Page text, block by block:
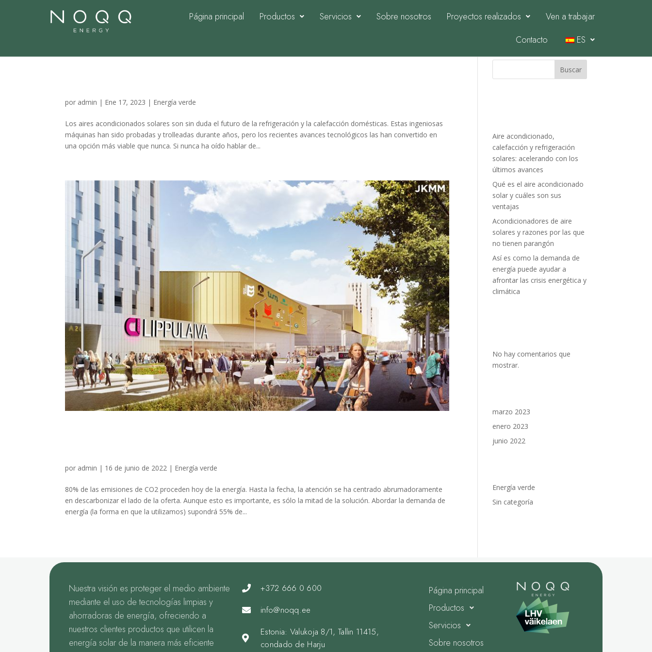
Página principal Productos Servicios Sobre nosotros Proyectos realizados
Ven a trabajar
Contacto
ES
por admin | Ene 17, 2023 | Energía verde
Los aires acondicionados solares son sin duda el futuro de la refrigeración y la calefacción domésticas. Estas ingeniosas
máquinas han sido probadas y trolleadas durante años, pero los recientes avances tecnológicos las han convertido en
una opción más viable que nunca. Si nunca ha oído hablar de...
por admin | 16 de junio de 2022 | Energía verde
80% de las emisiones de CO2 proceden hoy de la energía. Hasta la fecha, la atención se ha centrado abrumadoramente
en descarbonizar el lado de la oferta. Aunque esto es importante, es sólo la mitad de la solución. Abordar la demanda de
energía (la forma en que la utilizamos) supondrá 55% de...
Buscar
Aire acondicionado,
calefacción y refrigeración
solares: acelerando con los
últimos avances
Qué es el aire acondicionado
solar y cuáles son sus
ventajas
Acondicionadores de aire
solares y razones por las que
no tienen parangón
Así es como la demanda de
energía puede ayudar a
afrontar las crisis energética y
climática
No hay comentarios que
mostrar.
marzo 2023
enero 2023
junio 2022
Energía verde
Sin categoría
Nuestra visión es proteger el medio ambiente
mediante el uso de tecnologías limpias y
ahorradoras de energía, ofreciendo a
nuestros clientes productos que utilicen la
energía solar de la manera más eficiente
+372 666 0 600
info@noqq.ee
Estonia: Valukoja 8/1, Tallin 11415,
condado de Harju
Página principal
Productos
Servicios
Sobre nosotros